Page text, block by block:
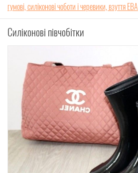
гумові, силіконові чоботи і черевики, взуття ЕВА
Силіконові півчобітки